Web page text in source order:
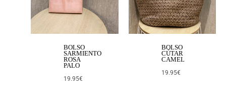
BOLSO
SARMIENTO
ROSA
PALO
19.95€
BOLSO
CÚTAR
CAMEL
19.95€